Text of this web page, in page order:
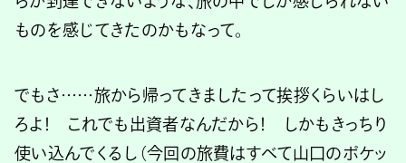
ものを感じてきたのかもなって。
でもさ……旅から帰ってきましたって挨拶くらいはし
ろよ！ これでも出資者なんだから！ しかもきっちり
使い込んでくるし（今回の旅費はすべて山口のポケッ